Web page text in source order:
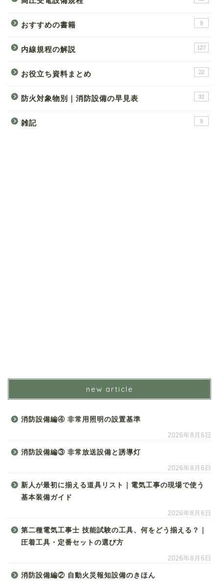
おすすめの書籍 9
内線規程の解説 127
お役立ち資料まとめ 22
防火対象物別｜消防設備の早見表 32
雑記 9
new article
消防設備編④ 非常用照明の設置基準
2026年8月6日
消防設備編③ 非常放送設備と誘導灯
2026年8月6日
新人が最初に揃える道具リスト｜電気工事の現場で使う
基本装備ガイド
2026年8月6日
第二種電気工事士 技能試験の工具、何をどう揃える？｜
圧着工具・定番セットの選び方
2026年8月6日
消防設備編② 自動火災報知設備のきほん